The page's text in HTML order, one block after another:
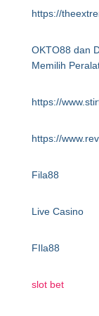
https://
OKTO88 dan
Memilih
https://
https://
Fila88
Live Casino
FIla88
slot bet